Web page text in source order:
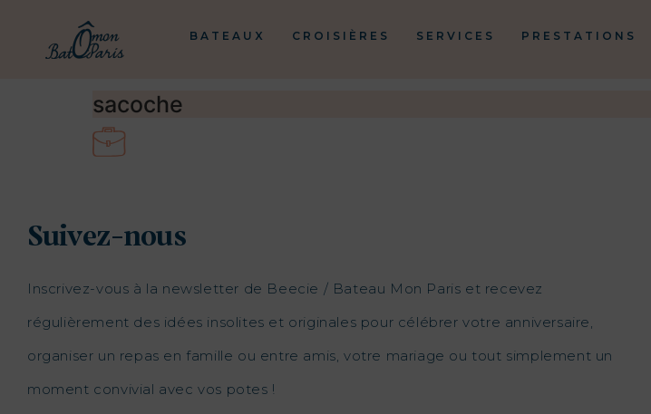
BATEAUX CROISIÈRES SERVICES PRESTATIONS
sacoche
Suivez-nous
Inscrivez-vous à la newsletter de Beecie / Bateau Mon Paris et recevez
régulièrement des idées insolites et originales pour célébrer votre anniversaire,
organiser un repas en famille ou entre amis, votre mariage ou tout simplement un
moment convivial avec vos potes !